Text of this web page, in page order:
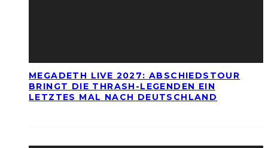
MEGADETH LIVE 2027: ABSCHIEDSTOUR
BRINGT DIE THRASH-LEGENDEN EIN
LETZTES MAL NACH DEUTSCHLAND